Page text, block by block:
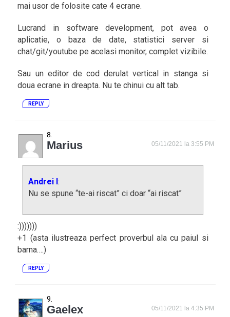
mai usor de folosite cate 4 ecrane.
Lucrand in software development, pot avea o
aplicatie, o baza de date, statistici server si
chat/git/youtube pe acelasi monitor, complet vizibile.
Sau un editor de cod derulat vertical in stanga si
doua ecrane in dreapta. Nu te chinui cu alt tab.
REPLY
Marius 05/11/2021 la 3:55 PM
Andrei I:
Nu se spune “te-ai riscat” ci doar “ai riscat”
:)))))))
+1 (asta ilustreaza perfect proverbul ala cu paiul si
barna….)
REPLY
Gaelex 05/11/2021 la 4:35 PM